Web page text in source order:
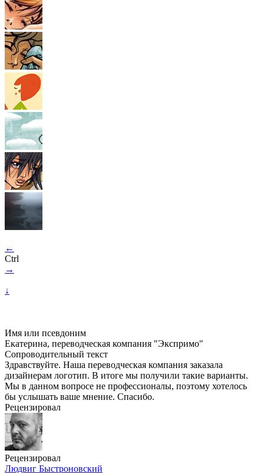
←
Ctrl
→
↓
Имя или псевдоним
Екатерина, переводческая компания "Экспримо"
Сопроводительный текст
Здравствуйте. Наша переводческая компания заказала
дизайнерам логотип. В итоге мы получили такие варианты.
Мы в данном вопросе не профессионалы, поэтому хотелось
бы услышать ваше мнение. Спасибо.
Рецензировал
Рецензировал
Людвиг Быстроновский